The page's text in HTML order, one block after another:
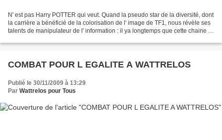
N' est pas Harry POTTER qui veut. Quand la pseudo star de la diversité, dont
la carrière a bénéficié de la colorisation de l' image de TF1, nous révèle ses
talents de manipulateur de l' information : il ya longtemps que cette chaine s'
COMBAT POUR L EGALITE A WATTRELOS
Publié le 30/11/2009 à 13:29
Par Wattrelos pour Tous